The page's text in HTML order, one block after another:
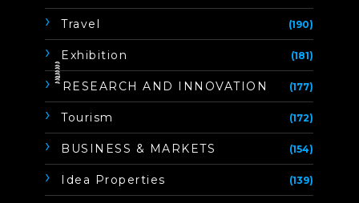
Travel (190)
Exhibition (181)
ิิีิิิิิRESEARCH AND INNOVATION (177)
Tourism (172)
BUSINESS & MARKETS (154)
Idea Properties (139)